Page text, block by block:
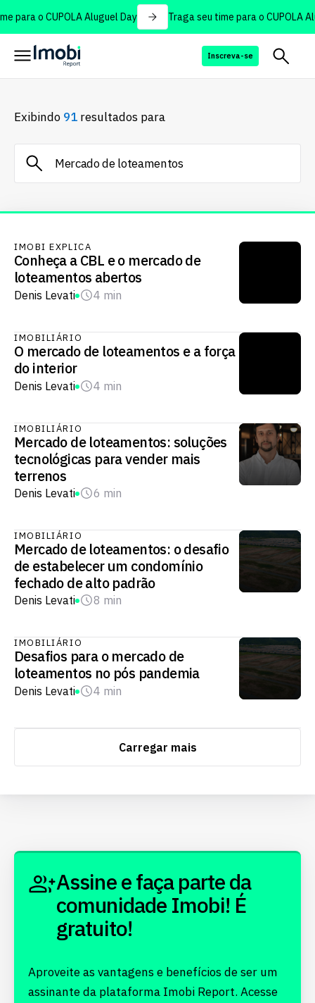
para o CUPOLA Aluguel Day Traga seu time para o CUPOLA
Inscreva-se
Exibindo 91 resultados para
IMOBI EXPLICA
Conheça a CBL e o mercado de
loteamentos abertos
Denis Levati 4 min
IMOBILIÁRIO
O mercado de loteamentos e a força
do interior
Denis Levati 4 min
IMOBILIÁRIO
Mercado de loteamentos: soluções
tecnológicas para vender mais
terrenos
Denis Levati 6 min
IMOBILIÁRIO
Mercado de loteamentos: o desafio
de estabelecer um condomínio
fechado de alto padrão
Denis Levati 8 min
IMOBILIÁRIO
Desafios para o mercado de
loteamentos no pós pandemia
Denis Levati 4 min
Carregar mais
Assine e faça parte da
comunidade Imobi! É
gratuito!
Aproveite as vantagens e benefícios de ser um
assinante da plataforma Imobi Report. Acesse